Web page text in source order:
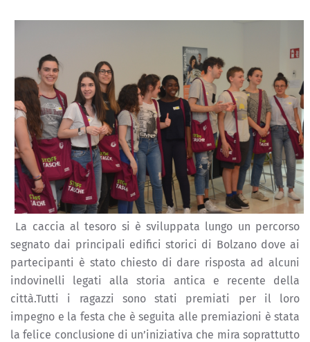
La caccia al tesoro si è sviluppata lungo un percorso
segnato dai principali edifici storici di Bolzano dove ai
partecipanti è stato chiesto di dare risposta ad alcuni
indovinelli legati alla storia antica e recente della
città.Tutti i ragazzi sono stati premiati per il loro
impegno e la festa che è seguita alle premiazioni è stata
la felice conclusione di un’iniziativa che mira soprattutto